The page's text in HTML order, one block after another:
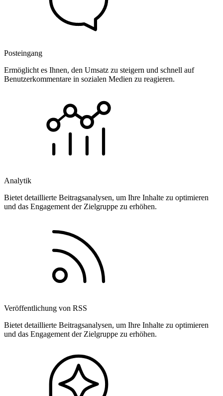
Posteingang
Ermöglicht es Ihnen, den Umsatz zu steigern und schnell auf
Benutzerkommentare in sozialen Medien zu reagieren.
Analytik
Bietet detaillierte Beitragsanalysen, um Ihre Inhalte zu optimieren
und das Engagement der Zielgruppe zu erhöhen.
Veröffentlichung von RSS
Bietet detaillierte Beitragsanalysen, um Ihre Inhalte zu optimieren
und das Engagement der Zielgruppe zu erhöhen.